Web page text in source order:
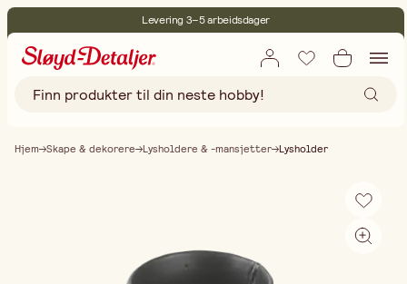
Levering 3–5 arbeidsdager
Fri frakt ved kjøp over 499:-
Hjem Skape & dekorere Lysholdere & -mansjetter Lysholder